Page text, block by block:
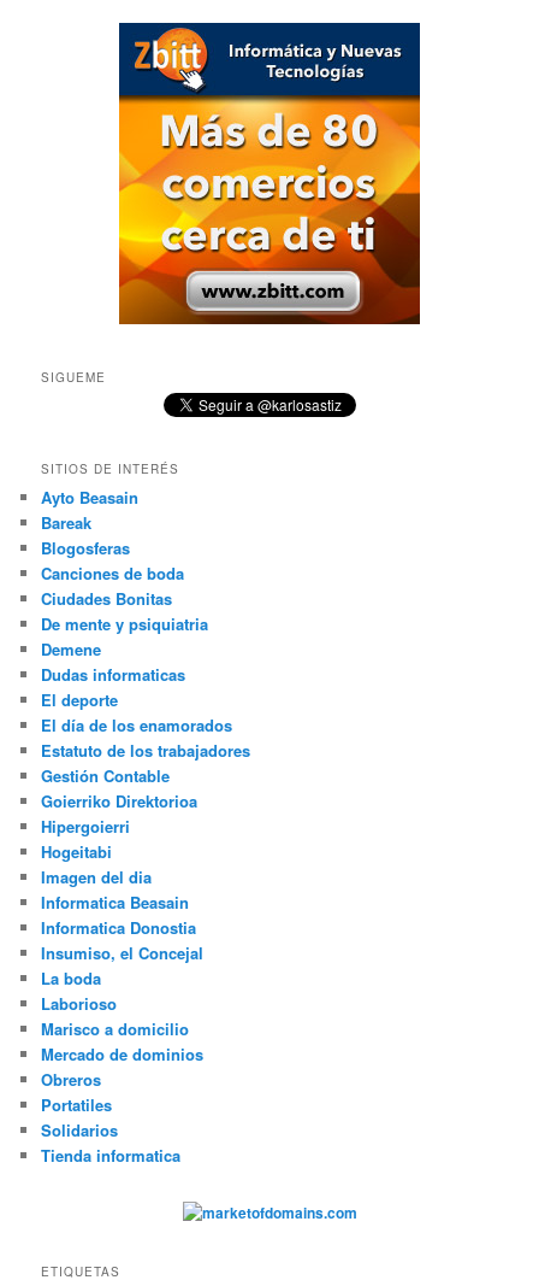
SIGUEME
SITIOS DE INTERÉS
Ayto Beasain
Bareak
Blogosferas
Canciones de boda
Ciudades Bonitas
De mente y psiquiatria
Demene
Dudas informaticas
El deporte
El día de los enamorados
Estatuto de los trabajadores
Gestión Contable
Goierriko Direktorioa
Hipergoierri
Hogeitabi
Imagen del dia
Informatica Beasain
Informatica Donostia
Insumiso, el Concejal
La boda
Laborioso
Marisco a domicilio
Mercado de dominios
Obreros
Portatiles
Solidarios
Tienda informatica
ETIQUETAS